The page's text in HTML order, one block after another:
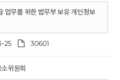
업무를 위한 법무부 보유 개인정보
25 30601
소위원회